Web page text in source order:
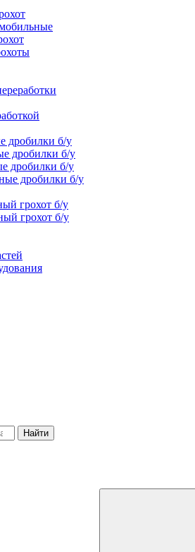
дробилки б/у
дробилки б/у
дробилки б/у
дробилки б/у
грохот б/у
грохот б/у